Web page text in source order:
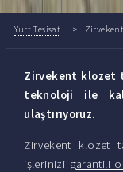
Yurt Tesisat
Zirvekent klozet
teknoloji ile
ulaştırıyoruz.
Zirvekent klozet
işlerinizi garantili